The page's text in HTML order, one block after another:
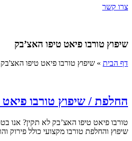
צרו קשר
שיפוץ טורבו פיאט טיפו האצ’בק
דף הבית » שיפוץ טורבו פיאט טיפו האצ'בק
החלפת / שיפוץ טורבו
טורבו פיאט טיפו האצ’בק לא תקין? אנו
שיפוץ והחלפת טורבו מקצועי כולל פירוק